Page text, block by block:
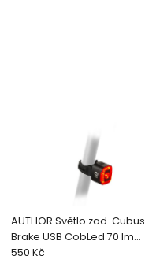
AUTHOR Světlo zad. Cubus
Brake USB CobLed 70 lm
(černá/červ
550 Kč